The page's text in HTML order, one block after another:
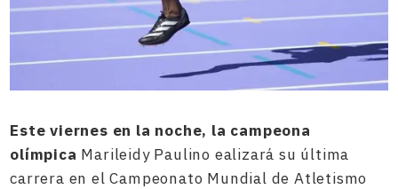
Este viernes en la noche, la campeona
olímpica Marileidy Paulino ealizará su última
carrera en el Campeonato Mundial de Atletismo